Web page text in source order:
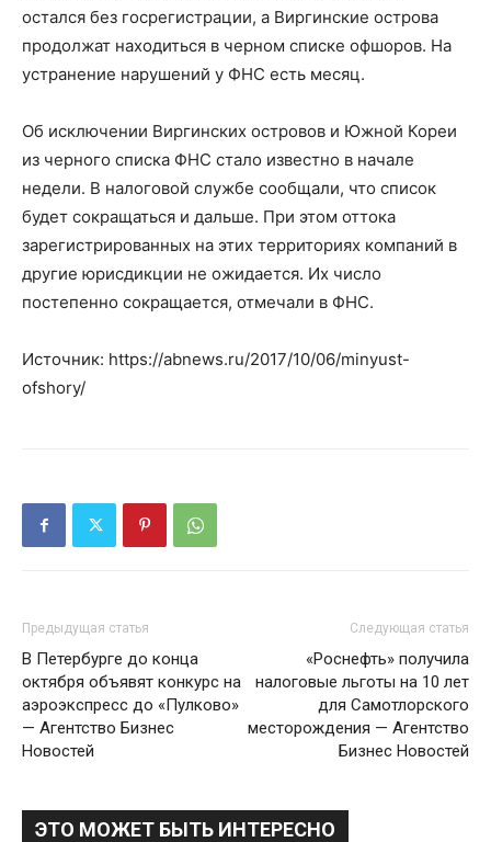
остался без госрегистрации, а Виргинские острова
продолжат находиться в черном списке офшоров. На
устранение нарушений у ФНС есть месяц.
Об исключении Виргинских островов и Южной Кореи
из черного списка ФНС стало известно в начале
недели. В налоговой службе сообщали, что список
будет сокращаться и дальше. При этом оттока
зарегистрированных на этих территориях компаний в
другие юрисдикции не ожидается. Их число
постепенно сокращается, отмечали в ФНС.
Источник: https://abnews.ru/2017/10/06/minyust-
ofshory/
Предыдущая статья
В Петербурге до конца
октября объявят конкурс на
аэроэкспресс до «Пулково»
— Агентство Бизнес
Новостей
Следующая статья
«Роснефть» получила
налоговые льготы на 10 лет
для Самотлорского
месторождения — Агентство
Бизнес Новостей
ЭТО МОЖЕТ БЫТЬ ИНТЕРЕСНО